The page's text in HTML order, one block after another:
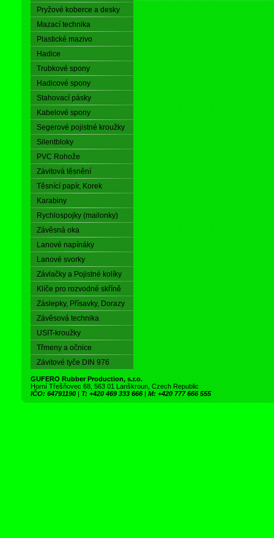
Pryžové koberce a desky
Mazací technika
Plastické mazivo
Hadice
Trubkové spony
Hadicové spony
Stahovací pásky
Kabelové spony
Segerové pojistné kroužky
Silentbloky
PVC Rohože
Závitová těsnění
Těsnící papír, Korek
Karabiny
Rychlospojky (mailonky)
Závěsná oka
Lanové napínáky
Lanové svorky
Závlačky a Pojistné kolíky
Klíče pro rozvodné skříně
Záslepky, Přísavky, Dorazy
Závěsová technika
USIT-kroužky
Třmeny a očnice
Závitové tyče DIN 976
GUFERO Rubber Production, s.r.o.
Horní Třešňovec 68, 563 01 Lanškroun, Czech Republic
IČO: 64791190 | T: +420 469 333 666 | M: +420 777 666 555